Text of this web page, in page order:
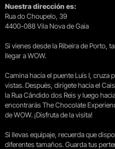
Nuestra dirección es:
Rua do Choupelo, 39
4400-088 Vila Nova de Gaia
Si vienes desde la Ribeira de Porto,
llegar a WOW.
Camina hacia el puente Luís I, cruza
vistas. Después, dirígete hacia el
la Rua Cândido dos Reis y luego
encontrarás The Chocolate
de WOW. ¡Disfruta de la visita!
Si llevas equipaje, recuerda que
diferentes tamaños. Guarda tus